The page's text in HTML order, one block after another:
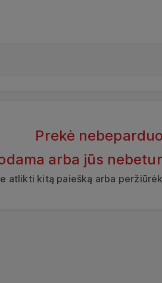
Prekė
arba jūs
atlikti kitą paiešką arba